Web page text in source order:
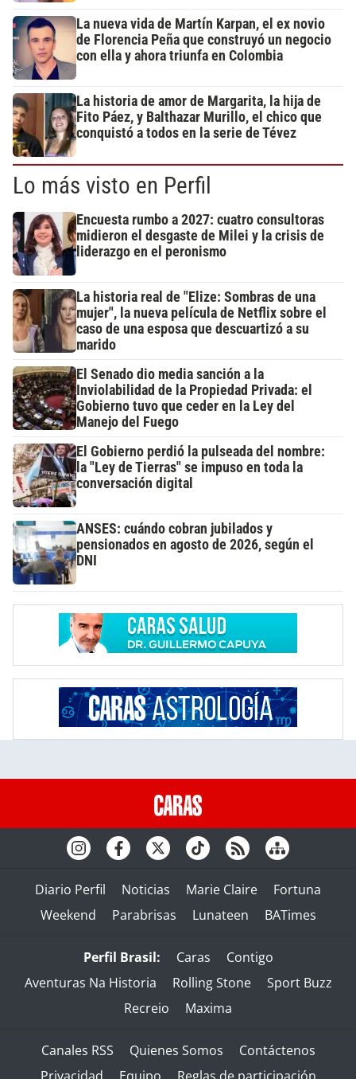
La nueva vida de Martín Karpan, el ex novio
de Florencia Peña que construyó un negocio
con ella y ahora triunfa en Colombia
La historia de amor de Margarita, la hija de
Fito Páez, y Balthazar Murillo, el chico que
conquistó a todos en la serie de Tévez
Lo más visto en Perfil
Encuesta rumbo a 2027: cuatro consultoras
midieron el desgaste de Milei y la crisis de
liderazgo en el peronismo
La historia real de "Elize: Sombras de una
mujer", la nueva película de Netflix sobre el
caso de una esposa que descuartizó a su
marido
El Senado dio media sanción a la
Inviolabilidad de la Propiedad Privada: el
Gobierno tuvo que ceder en la Ley del
Manejo del Fuego
El Gobierno perdió la pulseada del nombre:
la "Ley de Tierras" se impuso en toda la
conversación digital
ANSES: cuándo cobran jubilados y
pensionados en agosto de 2026, según el
DNI
Diario Perfil Noticias Marie Claire
Fortuna
Weekend
Parabrisas Lunateen BATimes
Perfil Brasil: Caras
Contigo
Aventuras Na Historia
Rolling Stone
Sport Buzz
Recreio
Maxima
Canales RSS Quienes Somos
Contáctenos